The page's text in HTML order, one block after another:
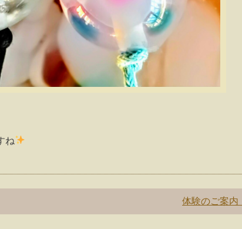
ね
体験のご案内